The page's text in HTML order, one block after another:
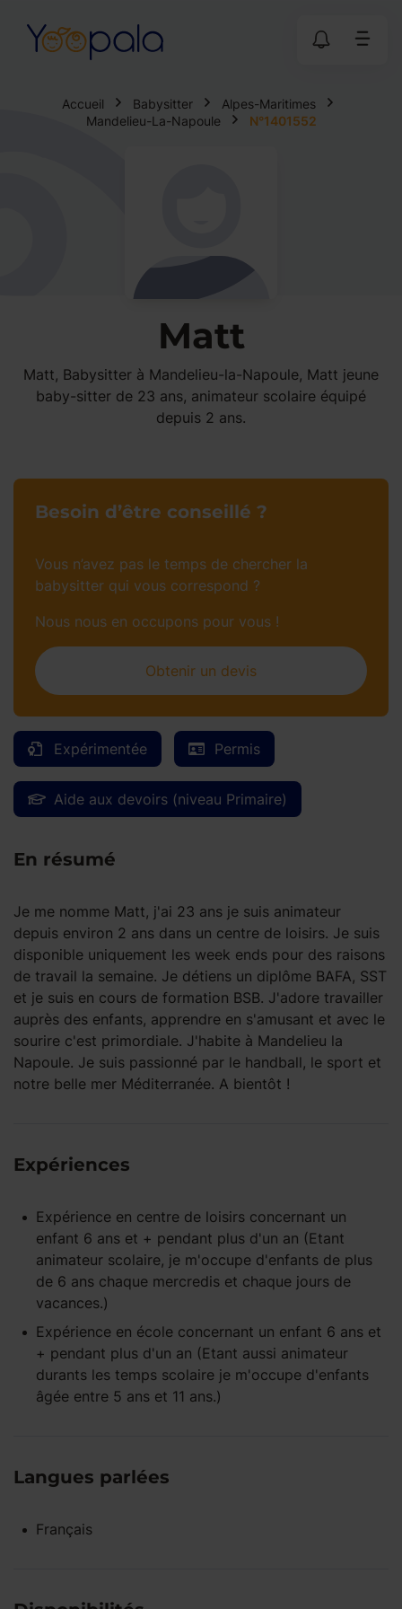
Accueil Babysitter
Alpes-Maritimes
Mandelieu-La-Napoule
N°1401552
Matt
Matt, Babysitter à Mandelieu-la-Napoule, Matt jeune
baby-sitter de 23 ans, animateur scolaire équipé
depuis 2 ans.
Expérimentée Permis
Aide aux devoirs (niveau Primaire)
En résumé
Je me nomme Matt, j'ai 23 ans je suis animateur
depuis environ 2 ans dans un centre de loisirs. Je suis
disponible uniquement les week ends pour des raisons
de travail la semaine. Je détiens un diplôme BAFA, SST
et je suis en cours de formation BSB. J'adore travailler
auprès des enfants, apprendre en s'amusant et avec le
sourire c'est primordiale. J'habite à Mandelieu la
Napoule. Je suis passionné par le handball, le sport et
notre belle mer Méditerranée. A bientôt !
Expériences
Expérience en centre de loisirs concernant un
enfant 6 ans et + pendant plus d'un an (Etant
animateur scolaire, je m'occupe d'enfants de plus
de 6 ans chaque mercredis et chaque jours de
vacances.)
Expérience en école concernant un enfant 6 ans et
+ pendant plus d'un an (Etant aussi animateur
durants les temps scolaire je m'occupe d'enfants
âgée entre 5 ans et 11 ans.)
Langues parlées
Français
Besoin d’être conseillé ?
Vous n’avez pas le temps de chercher la
babysitter qui vous correspond ?
Nous nous en occupons pour vous !
Obtenir un devis